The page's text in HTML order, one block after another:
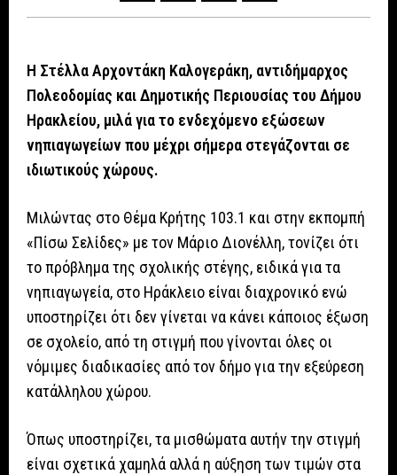
Η Στέλλα Αρχοντάκη Καλογεράκη, αντιδήμαρχος
Πολεοδομίας και Δημοτικής Περιουσίας του Δήμου
Ηρακλείου, μιλά για το ενδεχόμενο εξώσεων
νηπιαγωγείων που μέχρι σήμερα στεγάζονται σε
ιδιωτικούς χώρους.
Μιλώντας στο Θέμα Κρήτης 103.1 και στην εκπομπή
«Πίσω Σελίδες» με τον Μάριο Διονέλλη, τονίζει ότι
το πρόβλημα της σχολικής στέγης, ειδικά για τα
νηπιαγωγεία, στο Ηράκλειο είναι διαχρονικό ενώ
υποστηρίζει ότι δεν γίνεται να κάνει κάποιος έξωση
σε σχολείο, από τη στιγμή που γίνονται όλες οι
νόμιμες διαδικασίες από τον δήμο για την εξεύρεση
κατάλληλου χώρου.
Όπως υποστηρίζει, τα μισθώματα αυτήν την στιγμή
είναι σχετικά χαμηλά αλλά η αύξηση των τιμών στα